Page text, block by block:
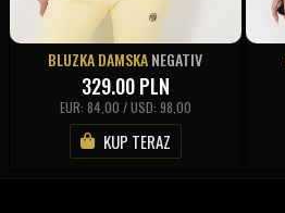
BLUZKA DAMSKANEGATIV
329.00PLN
EUR: 84,00 / USD: 98,00
KUP TERAZ